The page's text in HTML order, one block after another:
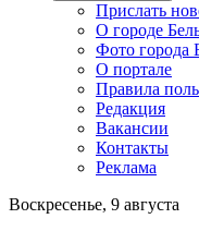
Прислать
О городе
Фото города
О портале
Правила
Редакция
Вакансии
Контакты
Реклама
Воскресенье, 9 августа